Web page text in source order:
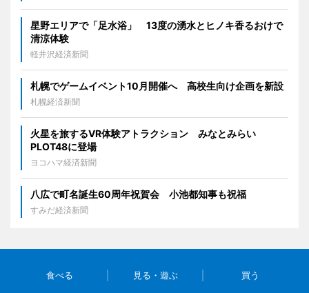
星野エリアで「足水浴」 13度の湧水とヒノキ香るおけで
清涼体験
軽井沢経済新聞
札幌でゲームイベント10月開催へ 高校生向け企画を新設
札幌経済新聞
火星を旅するVR体験アトラクション みなとみらい
PLOT48に登場
ヨコハマ経済新聞
八広で町名誕生60周年祝賀会 小池都知事も祝福
すみだ経済新聞
食べる 見る・遊ぶ 買う